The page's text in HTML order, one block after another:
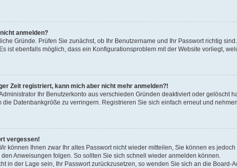
anmelden?
Gründe. Prüfen Sie zunächst, ob Ihr Benutzername und Ihr Passwort richtig
ist ebenfalls möglich, dass ein Konfigurationsproblem mit der Website vorliegt,
Zeit registriert, kann mich aber nicht mehr anmelden?!
Ihr Benutzerkonto aus verschieden Gründen deaktiviert oder
die Datenbankgröße zu verringern. Registrieren Sie sich einfach erneut und
vergessen!
können Ihnen zwar Ihr altes Passwort nicht wieder mitteilen, Sie können es
Anweisungen folgen. So sollten Sie sich schnell wieder anmelden können.
in der Lage sein, Ihr Passwort zurückzusetzen, so wenden Sie sich an die Board-